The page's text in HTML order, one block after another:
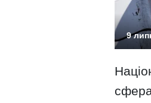
9